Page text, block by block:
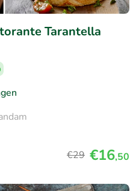
Tarantella
€29 €16,50